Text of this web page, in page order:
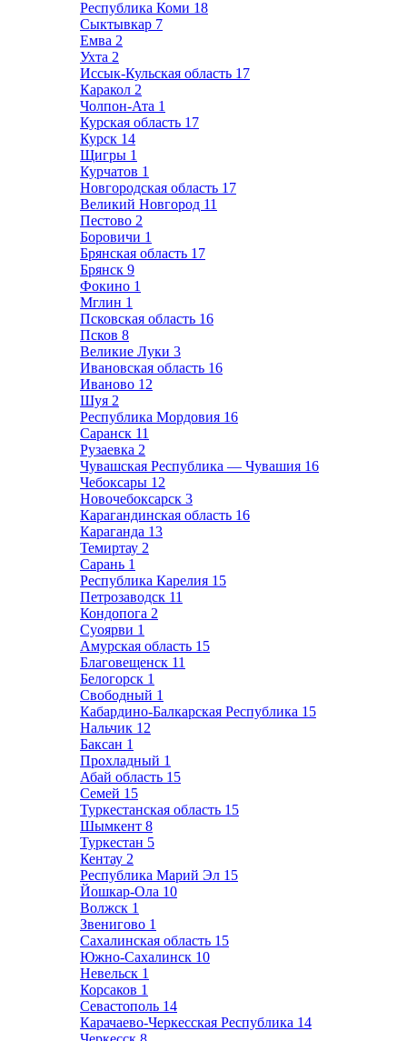
Республика Коми 18
Сыктывкар 7
Емва 2
Ухта 2
Иссык-Кульская область 17
Каракол 2
Чолпон-Ата 1
Курская область 17
Курск 14
Щигры 1
Курчатов 1
Новгородская область 17
Великий Новгород 11
Пестово 2
Боровичи 1
Брянская область 17
Брянск 9
Фокино 1
Мглин 1
Псковская область 16
Псков 8
Великие Луки 3
Ивановская область 16
Иваново 12
Шуя 2
Республика Мордовия 16
Саранск 11
Рузаевка 2
Чувашская Республика — Чувашия 16
Чебоксары 12
Новочебоксарск 3
Карагандинская область 16
Караганда 13
Темиртау 2
Сарань 1
Республика Карелия 15
Петрозаводск 11
Кондопога 2
Суоярви 1
Амурская область 15
Благовещенск 11
Белогорск 1
Свободный 1
Кабардино-Балкарская Республика 15
Нальчик 12
Баксан 1
Прохладный 1
Абай область 15
Семей 15
Туркестанская область 15
Шымкент 8
Туркестан 5
Кентау 2
Республика Марий Эл 15
Йошкар-Ола 10
Волжск 1
Звенигово 1
Сахалинская область 15
Южно-Сахалинск 10
Невельск 1
Корсаков 1
Севастополь 14
Карачаево-Черкесская Республика 14